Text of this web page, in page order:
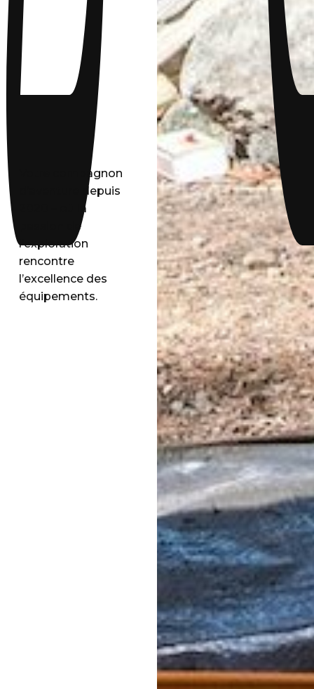
Votre compagnon
d’aventure depuis
2020 – où la
passion de
l’exploration
rencontre
l’excellence des
équipements.